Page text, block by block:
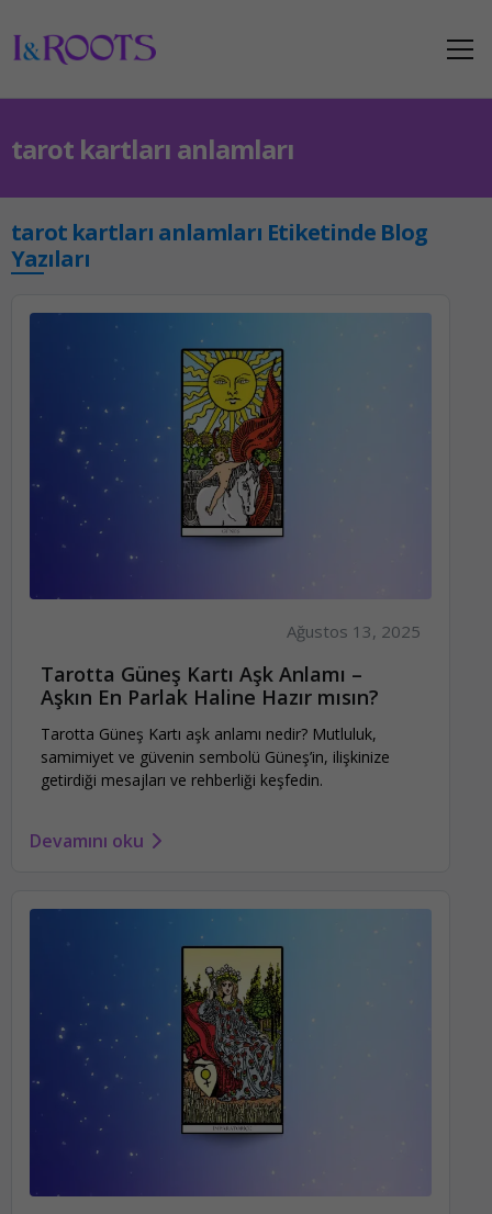
tarot kartları anlamları
tarot kartları anlamları Etiketinde Blog
Yazıları
Ağustos 13, 2025
Tarotta Güneş Kartı Aşk Anlamı –
Aşkın En Parlak Haline Hazır mısın?
Tarotta Güneş Kartı aşk anlamı nedir? Mutluluk,
samimiyet ve güvenin sembolü Güneş’in, ilişkinize
getirdiği mesajları ve rehberliği keşfedin.
Devamını oku